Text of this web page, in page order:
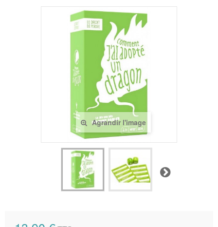
Agrandir l'image
Suivant